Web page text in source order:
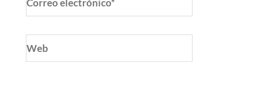
electrónico*